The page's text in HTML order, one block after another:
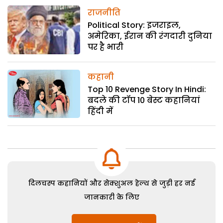
राजनीति
Political Story: इजराइल,
अमेरिका, ईरान की रंगदारी दुनिया
पर है भारी
कहानी
Top 10 Revenge Story In Hindi:
बदले की टॉप 10 बेस्ट कहानियां
हिंदी में
दिलचस्प कहानियों और सेक्शुअल हेल्थ से जुड़ी हर नई
जानकारी के लिए